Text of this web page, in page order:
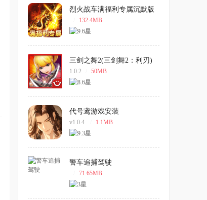
烈火战车满福利专属沉默版
132.4MB
三剑之舞2(三剑舞2：利刃)
中文版
1.0.2 50MB
代号鸢游戏安装
v1.0.4 1.1MB
警车追捕驾驶
71.65MB